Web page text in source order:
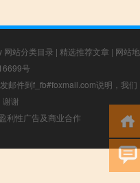
网站分类目录 | 精选推荐文章 | 网站地
号
邮件到f_fb#foxmail.com说明，我们
谢谢
利性广告及商业合作